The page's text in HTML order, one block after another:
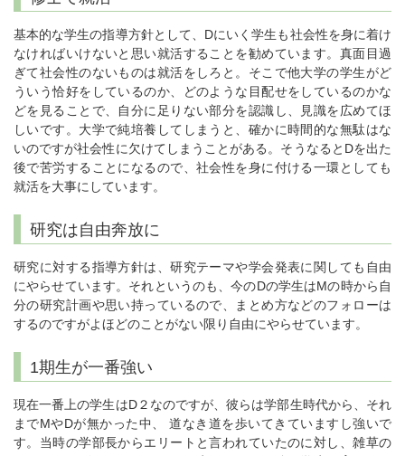
基本的な学生の指導方針として、Dにいく学生も社会性を身に着け
なければいけないと思い就活することを勧めています。真面目過
ぎて社会性のないものは就活をしろと。そこで他大学の学生がど
ういう恰好をしているのか、どのような目配せをしているのかな
どを見ることで、自分に足りない部分を認識し、見識を広めてほ
しいです。大学で純培養してしまうと、確かに時間的な無駄はな
いのですが社会性に欠けてしまうことがある。そうなるとDを出た
後で苦労することになるので、社会性を身に付ける一環としても
就活を大事にしています。
研究は自由奔放に
研究に対する指導方針は、研究テーマや学会発表に関しても自由
にやらせています。それというのも、今のDの学生はMの時から自
分の研究計画や思い持っているので、まとめ方などのフォローは
するのですがよほどのことがない限り自由にやらせています。
1期生が一番強い
現在一番上の学生はD２なのですが、彼らは学部生時代から、それ
までMやDが無かった中、 道なき道を歩いてきていますし強いで
す。当時の学部長からエリートと言われていたのに対し、雑草の